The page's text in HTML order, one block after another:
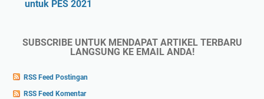
untuk PES 2021
SUBSCRIBE UNTUK MENDAPAT ARTIKEL TERBARU
LANGSUNG KE EMAIL ANDA!
RSS Feed Postingan
RSS Feed Komentar